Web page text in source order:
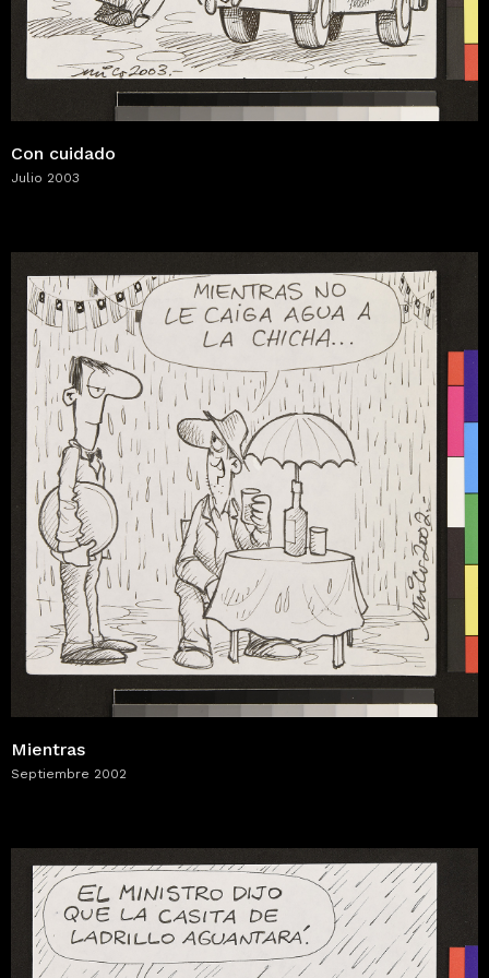
Con cuidado
Julio 2003
Mientras
Septiembre 2002